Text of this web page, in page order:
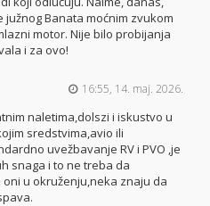
južnog Banata moćnim zvukom
motor. Nije bilo probijanja
i za ovo!
16:55, 14. maj. 2026.
naletima,dolszi i iskustvo u
sredstvima,avio ili
uvežbavanje RV i PVO ,je
snaga i to ne treba da
oni u okruženju,neka znaju da